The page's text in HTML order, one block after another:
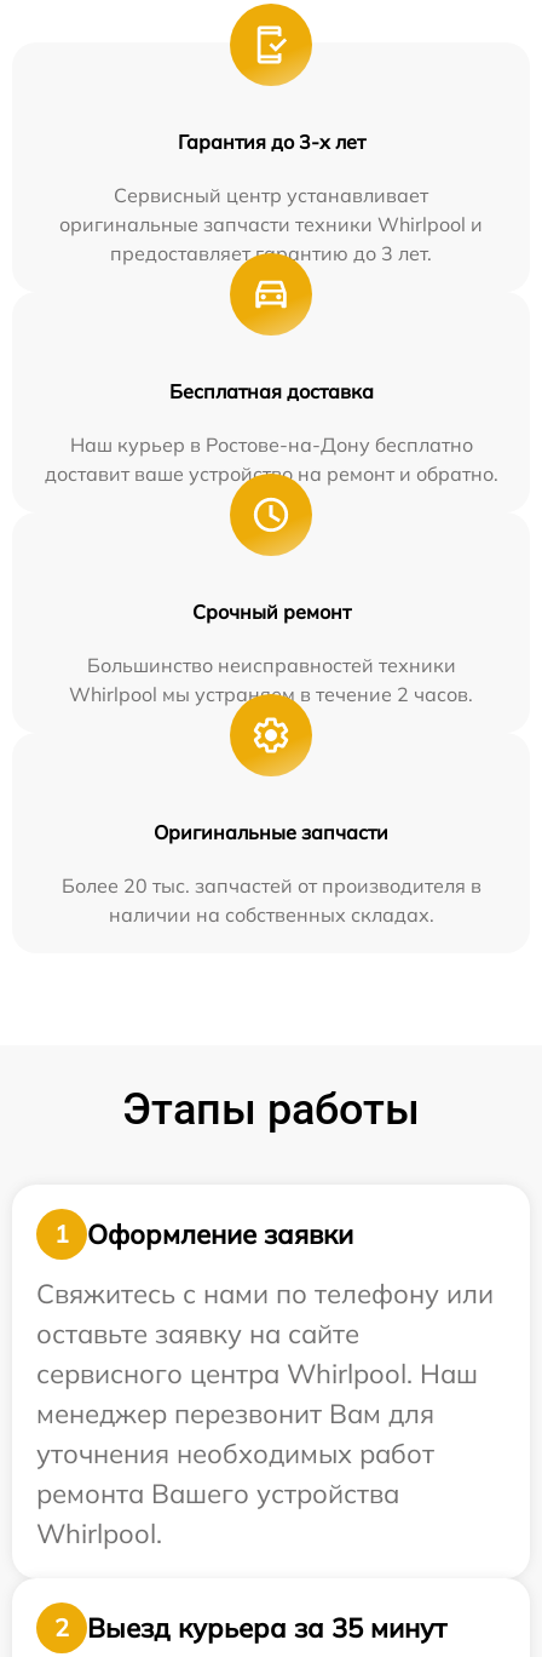
Гарантия до 3-х лет
Сервисный центр устанавливает
оригинальные запчасти техники Whirlpool и
предоставляет гарантию до 3 лет.
Бесплатная доставка
Наш курьер в Ростове-на-Дону бесплатно
доставит ваше устройство на ремонт и обратно.
Срочный ремонт
Большинство неисправностей техники
Whirlpool мы устраняем в течение 2 часов.
Оригинальные запчасти
Более 20 тыс. запчастей от производителя в
наличии на собственных складах.
Этапы работы
1
Оформление заявки
Свяжитесь с нами по телефону или
оставьте заявку на сайте
сервисного центра Whirlpool. Наш
менеджер перезвонит Вам для
уточнения необходимых работ
ремонта Вашего устройства
Whirlpool.
2 Выезд курьера за 35 минут